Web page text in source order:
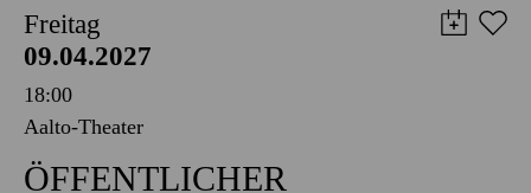
Freitag
09.04.2027
18:00
Aalto-Theater
ÖFFENTLICHER